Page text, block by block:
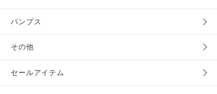
パンプス
その他
セールアイテム